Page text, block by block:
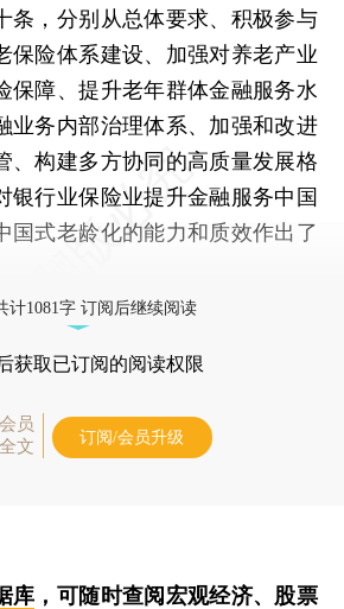
条，分别从总体要求、积极参与
保险体系建设、加强对养老产业
保障、提升老年群体金融服务水
业务内部治理体系、加强和改进
、构建多方协同的高质量发展格
银行业保险业提升金融服务中国
国式老龄化的能力和质效作出了
计1081字 订阅后继续阅读
获取已订阅的阅读权限
员
文
订阅/会员升级
库 ，可随时查阅宏观经济、股票